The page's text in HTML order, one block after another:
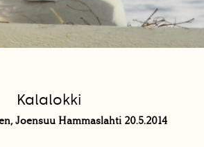
Kalalokki
Joensuu Hammaslahti 20.5.2014